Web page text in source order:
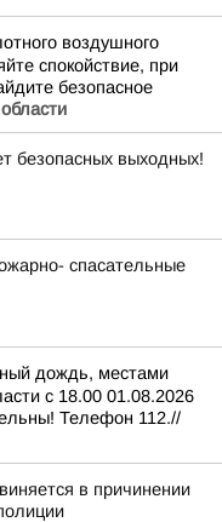
воздушного
спокойствие, при
безопасное
безопасных выходных!
спасательные
дождь, местами
с 18.00 01.08.2026
Телефон 112.//
в причинении